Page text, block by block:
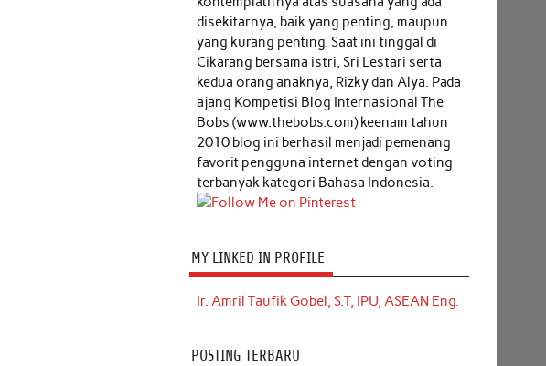
disekitarnya, baik yang penting, maupun
yang kurang penting. Saat ini tinggal di
Cikarang bersama istri, Sri Lestari serta
kedua orang anaknya, Rizky dan Alya. Pada
ajang Kompetisi Blog Internasional The
Bobs (www.thebobs.com) keenam tahun
2010 blog ini berhasil menjadi pemenang
favorit pengguna internet dengan voting
terbanyak kategori Bahasa Indonesia.
MY LINKED IN PROFILE
Ir. Amril Taufik Gobel, S.T, IPU, ASEAN Eng.
POSTING TERBARU